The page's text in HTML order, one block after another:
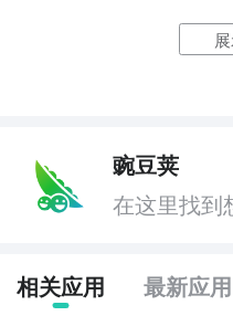
4. 《美图秀秀》 - 这是
5. 《猫咪相机》 - 喜欢
您的照片添加各种可爱
趣和迷人。
6. 《魔法相机》 - 这款
魔法效果，让您的照片充
豌豆荚
在这里找到
相关应用 最新应用